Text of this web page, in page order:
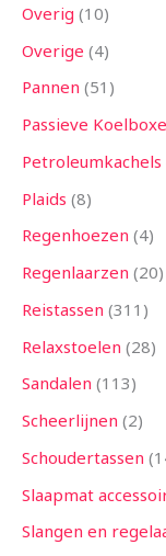
Overig 10
Overige 4
Pannen 51
Passieve
Petroleumkachels
Plaids 8
Regenhoezen 4
Regenlaarzen 20
Reistassen 311
Relaxstoelen 28
Sandalen 113
Scheerlijnen 2
Schoudertassen
Slaapmat
Slangen en